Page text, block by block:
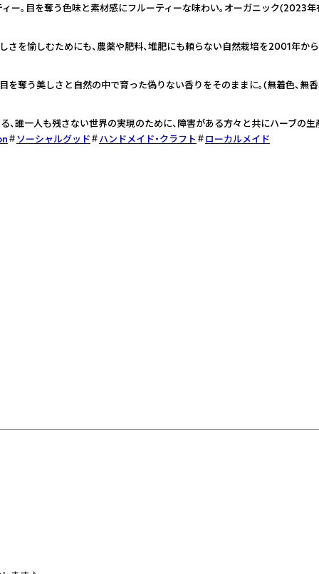
ー。目を奪う色味と素材感にフルーティーな味わい。オーガニック(2023年
さを愉しむためにも、農薬や肥料、堆肥にも頼らない自然栽培を2001年
を奪う美しさと自然の中で育った偽りない香りをそのままに。(無着色、無
、誰一人も残さない世界の実現のために、障害がある方々と共にハーブの生
ソーシャルグッド ハンドメイド・クラフト ローカルメイド